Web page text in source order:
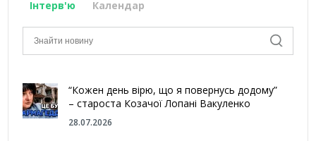
Інтерв'ю Календар
“Кожен день вірю, що я повернусь додому”
– староста Козачої Лопані Вакуленко
28.07.2026